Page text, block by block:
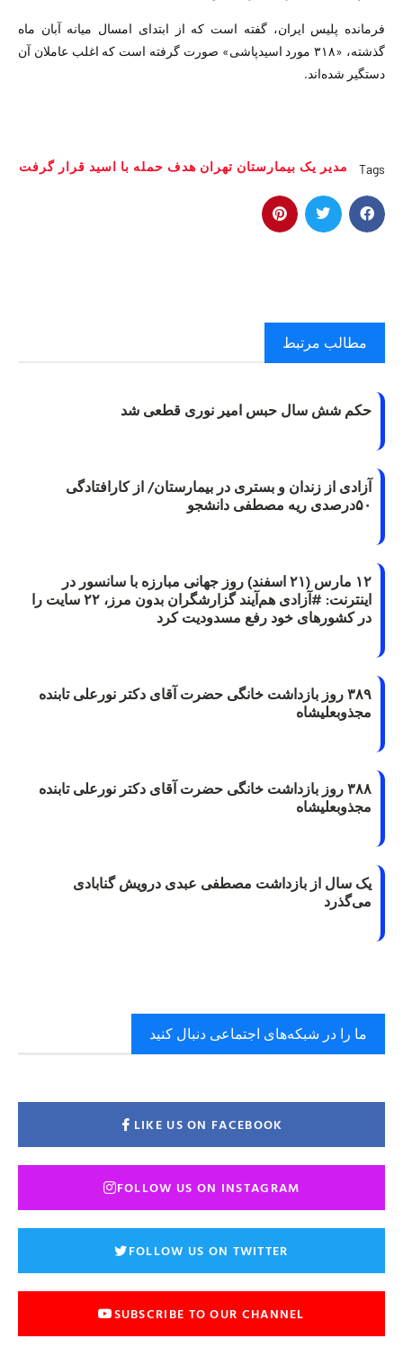
فرمانده پلیس ایران، گفته است که از ابتدای امسال میانه آبان ماه
گذشته، «۳۱۸ مورد اسیدپاشی» صورت گرفته است که اغلب عاملان آن
دستگیر شده‌اند.
Tags مدیر یک بیمارستان تهران هدف حمله با اسید قرار گرفت
مطالب مرتبط
حکم شش سال حبس امیر نوری قطعی شد
آزادی از زندان و بستری در بیمارستان/ از کارافتادگی
۵۰درصدی ریه مصطفی دانشجو
۱۲ مارس (۲۱ اسفند) روز جهانی مبارزه با سانسور در
اینترنت: #آزادی هم‌آیند گزارشگران‌ بدون مرز، ۲۲ سایت را
در کشورهای خود رفع مسدودیت کرد
۳۸۹ روز بازداشت خانگی حضرت آقای دکتر نورعلی تابنده
مجذوبعلیشاه
۳۸۸ روز بازداشت خانگی حضرت آقای دکتر نورعلی تابنده
مجذوبعلیشاه
یک سال از بازداشت مصطفی عبدی درویش گنابادی
می‌گذرد
ما را در شبکه‌های اجتماعی دنبال کنید
LIKE US ON FACEBOOK
FOLLOW US ON INSTAGRAM
FOLLOW US ON TWITTER
SUBSCRIBE TO OUR CHANNEL